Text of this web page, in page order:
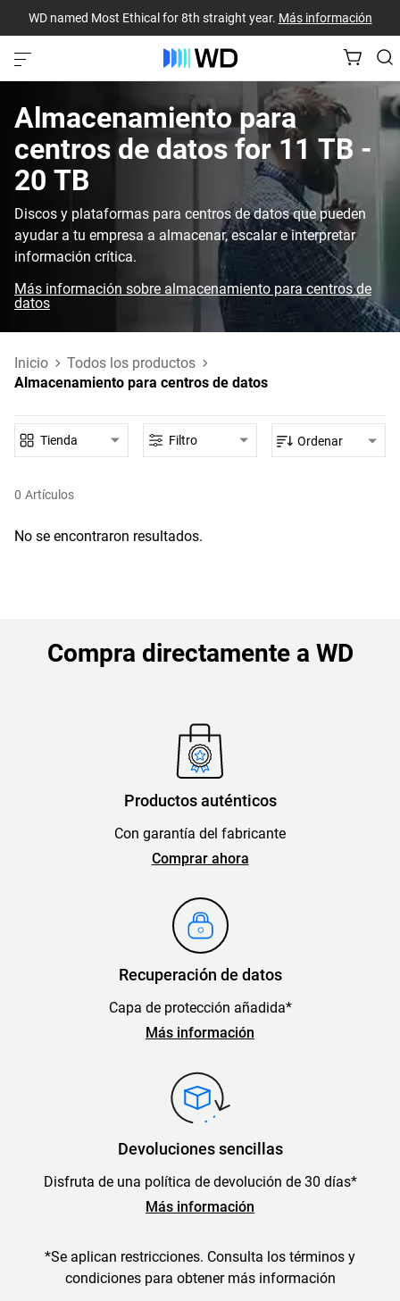
WD named Most Ethical for 8th straight year. Más información
Almacenamiento para
centros de datos‎ for‎ 11 TB -
20 TB‎
Discos y plataformas para centros de datos que pueden
ayudar a tu empresa a almacenar, escalar e interpretar
información crítica.
Más información sobre almacenamiento para centros de
datos
Inicio
Todos los productos
Almacenamiento para centros de datos
0 Artículos
Tienda Filtro Ordenar
No se encontraron resultados.
Compra directamente a WD
Productos auténticos
Con garantía del fabricante
Comprar ahora
Recuperación de datos
Capa de protección añadida*
Más información
Devoluciones sencillas
Disfruta de una política de devolución de 30 días*
Más información
*Se aplican restricciones. Consulta los términos y
condiciones para obtener más información